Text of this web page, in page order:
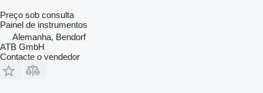
Preço sob consulta
Painel de instrumentos
Alemanha, Bendorf
ATB GmbH
Contacte o vendedor